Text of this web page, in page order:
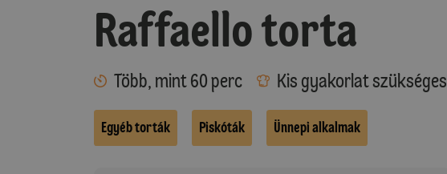
Raffaello torta
Több, mint 60 perc Kis gyakorlat szükséges
Egyéb torták Piskóták Ünnepi alkalmak